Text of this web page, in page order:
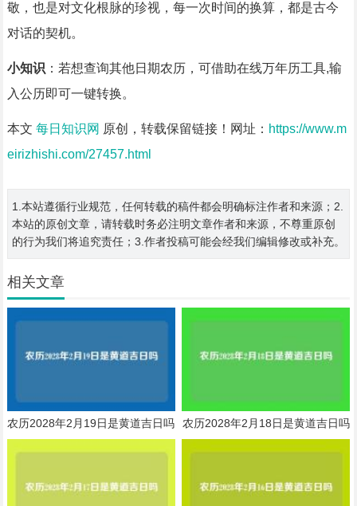
敬，也是对文化根脉的珍视，每一次时间的换算，都是古今
对话的契机。
小知识：若想查询其他日期农历，可借助在线万年历工具,输
入公历即可一键转换。
本文 每日知识网 原创，转载保留链接！网址： https://www.m
eirizhishi.com/27457.html
1.本站遵循行业规范，任何转载的稿件都会明确标注作者和来源；2.
本站的原创文章，请转载时务必注明文章作者和来源，不尊重原创
的行为我们将追究责任；3.作者投稿可能会经我们编辑修改或补充。
相关文章
农历2028年2月19日是黄道吉日吗 农历2028年2月18日是黄道吉日吗